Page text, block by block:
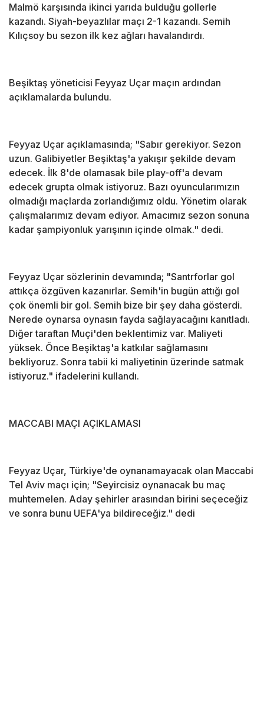
Malmö karşısında ikinci yarıda bulduğu gollerle
kazandı. Siyah-beyazlılar maçı 2-1 kazandı. Semih
Kılıçsoy bu sezon ilk kez ağları havalandırdı.
Beşiktaş yöneticisi Feyyaz Uçar maçın ardından
açıklamalarda bulundu.
Feyyaz Uçar açıklamasında; "Sabır gerekiyor. Sezon
uzun. Galibiyetler Beşiktaş'a yakışır şekilde devam
edecek. İlk 8'de olamasak bile play-off'a devam
edecek grupta olmak istiyoruz. Bazı oyuncularımızın
olmadığı maçlarda zorlandığımız oldu. Yönetim olarak
çalışmalarımız devam ediyor. Amacımız sezon sonuna
kadar şampiyonluk yarışının içinde olmak." dedi.
Feyyaz Uçar sözlerinin devamında; "Santrforlar gol
attıkça özgüven kazanırlar. Semih'in bugün attığı gol
çok önemli bir gol. Semih bize bir şey daha gösterdi.
Nerede oynarsa oynasın fayda sağlayacağını kanıtladı.
Diğer taraftan Muçi'den beklentimiz var. Maliyeti
yüksek. Önce Beşiktaş'a katkılar sağlamasını
bekliyoruz. Sonra tabii ki maliyetinin üzerinde satmak
istiyoruz." ifadelerini kullandı.
MACCABI MAÇI AÇIKLAMASI
Feyyaz Uçar, Türkiye'de oynanamayacak olan Maccabi
Tel Aviv maçı için; "Seyircisiz oynanacak bu maç
muhtemelen. Aday şehirler arasından birini seçeceğiz
ve sonra bunu UEFA'ya bildireceğiz." dedi